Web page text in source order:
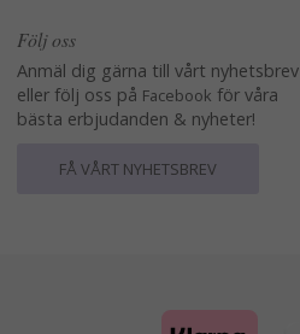
Följ oss
Anmäl dig gärna till vårt nyhetsbrev
eller följ oss på Facebook för våra
bästa erbjudanden & nyheter!
FÅ VÅRT NYHETSBREV